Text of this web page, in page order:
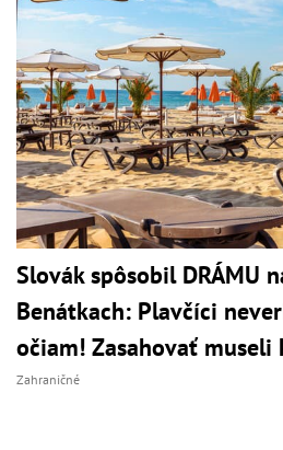
Slovák spôsobil DRÁMU
Benátkach: Plavčíci
očiam! Zasahovať museli
Zahraničné